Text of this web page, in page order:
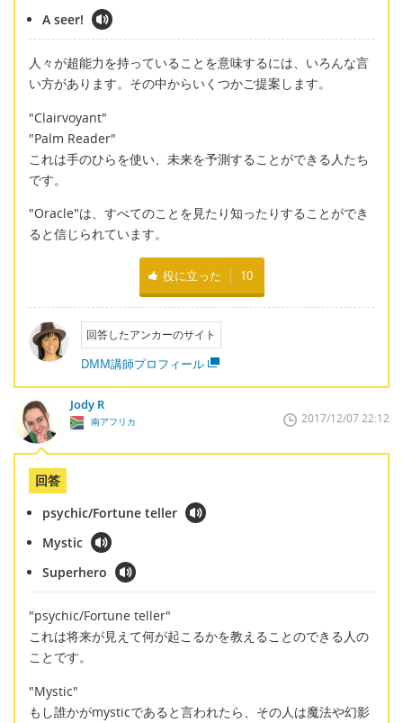
A seer!
人々が超能力を持っていることを意味するには、いろんな言
い方があります。その中からいくつかご提案します。
"Clairvoyant"
"Palm Reader"
これは手のひらを使い、未来を予測することができる人たち
です。
"Oracle"は、すべてのことを見たり知ったりすることができ
ると信じられています。
役に立った 10
回答したアンカーのサイト
DMM講師プロフィール
Jody R
南アフリカ 2017/12/07 22:12
回答
psychic/Fortune teller
Mystic
Superhero
"psychic/Fortune teller"
これは将来が見えて何が起こるかを教えることのできる人の
ことです。
"Mystic"
もし誰かがmysticであると言われたら、その人は魔法や幻影